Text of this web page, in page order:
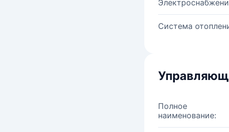
Система
Полное
наименование: